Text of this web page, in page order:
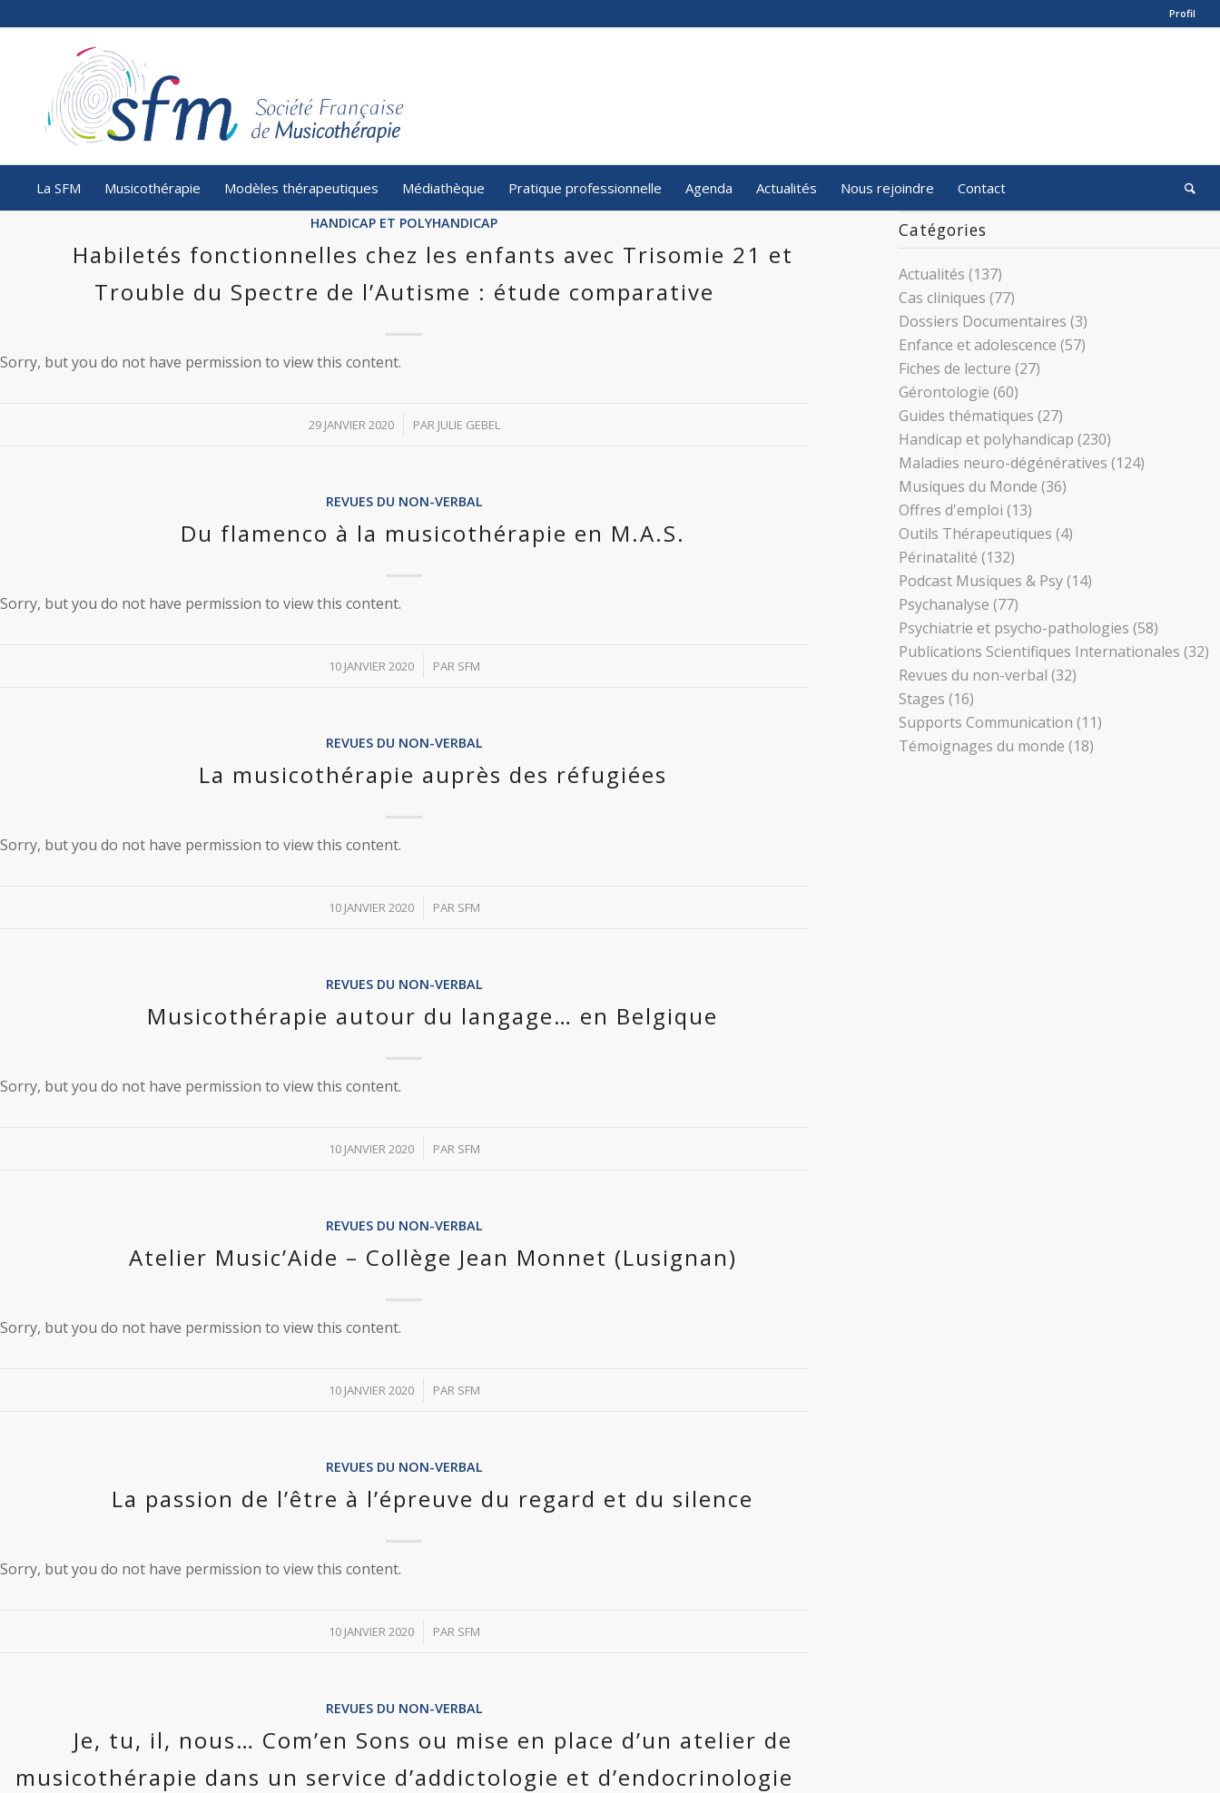
Profil
La SFM Musicothérapie Modèles thérapeutiques Médiathèque Pratique professionnelle Agenda Actualités Nous rejoindre Contact
HANDICAP ET POLYHANDICAP
Habiletés fonctionnelles chez les enfants avec Trisomie 21 et
Trouble du Spectre de l’Autisme : étude comparative
Sorry, but you do not have permission to view this content.
29 JANVIER 2020
/ PAR JULIE GEBEL
REVUES DU NON-VERBAL
Du flamenco à la musicothérapie en M.A.S.
Sorry, but you do not have permission to view this content.
10 JANVIER 2020
/ PAR SFM
REVUES DU NON-VERBAL
La musicothérapie auprès des réfugiées
Sorry, but you do not have permission to view this content.
10 JANVIER 2020
/ PAR SFM
REVUES DU NON-VERBAL
Musicothérapie autour du langage… en Belgique
Sorry, but you do not have permission to view this content.
10 JANVIER 2020
/ PAR SFM
REVUES DU NON-VERBAL
Atelier Music’Aide – Collège Jean Monnet (Lusignan)
Sorry, but you do not have permission to view this content.
10 JANVIER 2020
/ PAR SFM
REVUES DU NON-VERBAL
La passion de l’être à l’épreuve du regard et du silence
Sorry, but you do not have permission to view this content.
10 JANVIER 2020
/ PAR SFM
REVUES DU NON-VERBAL
Je, tu, il, nous… Com’en Sons ou mise en place d’un atelier de
musicothérapie dans un service d’addictologie et d’endocrinologie
Catégories
Actualités (137)
Cas cliniques (77)
Dossiers Documentaires (3)
Enfance et adolescence (57)
Fiches de lecture (27)
Gérontologie (60)
Guides thématiques (27)
Handicap et polyhandicap (230)
Maladies neuro-dégénératives (124)
Musiques du Monde (36)
Offres d'emploi (13)
Outils Thérapeutiques (4)
Périnatalité (132)
Podcast Musiques & Psy(14)
Psychanalyse (77)
Psychiatrie et psycho-pathologies (58)
Publications Scientifiques Internationales (32)
Revues du non-verbal (32)
Stages (16)
Supports Communication (11)
Témoignages du monde (18)